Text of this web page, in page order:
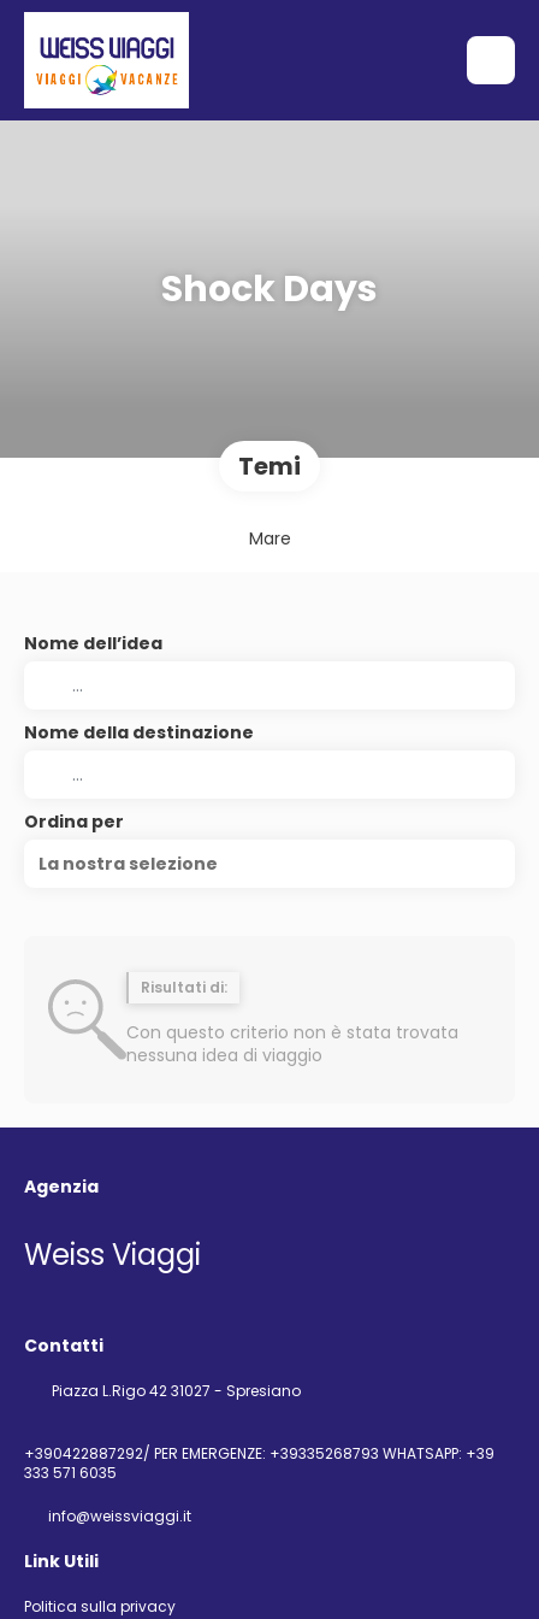
Shock Days
Temi
Mare
Nome dell’idea
Nome della destinazione
Ordina per
La nostra selezione
Risultati di:
Con questo criterio non è stata trovata
nessuna idea di viaggio
Agenzia
Weiss Viaggi
Contatti
Piazza L.Rigo 42 31027 - Spresiano
+390422887292/ PER EMERGENZE: +39335268793 WHATSAPP: +39
333 571 6035
info@weissviaggi.it
Link Utili
Politica sulla privacy